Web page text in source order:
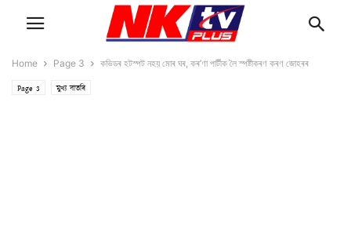
Home Page 3 কভিডৰ হটস্পট নহয় মোৰ ঘৰ, কৰ’ণা পাৰ্টীক লৈ স্পষ্টীকৰণ কৰণ জোহৰৰ
Page 3 মুখ্য বাতৰি